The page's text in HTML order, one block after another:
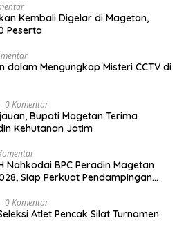
Kembali Digelar di Magetan,
Peserta
dalam Mengungkap Misteri CCTV di
0 Komentar
Bupati Magetan Terima
Kehutanan Jatim
Nahkodai BPC Peradin Magetan
Siap Perkuat Pendampingan
0 Komentar
Atlet Pencak Silat Turnamen